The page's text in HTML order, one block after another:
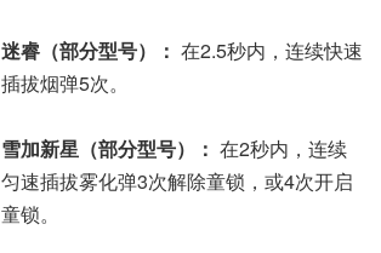
迷睿（部分型号）： 在2.5秒内，连续快速
插拔烟弹5次。
雪加新星（部分型号）： 在2秒内，连续
匀速插拔雾化弹3次解除童锁，或4次开启
童锁。